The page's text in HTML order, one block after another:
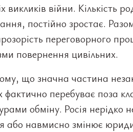
викликів війни. Кількість
постійно зростає.
переговорного
повернення цивільних.
що значна частина
фактично перебуває поза
обміну. Росія нерідко
або навмисно змінює